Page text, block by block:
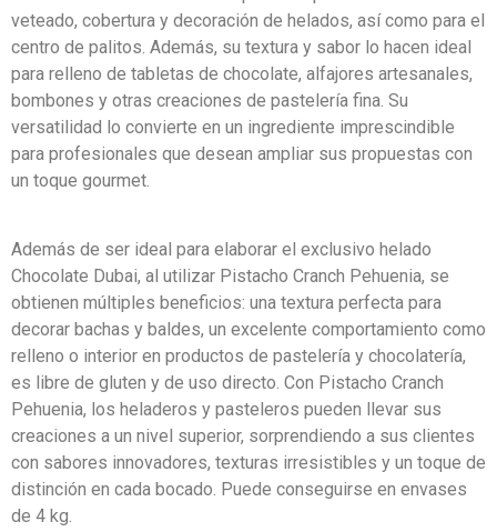
veteado, cobertura y decoración de helados, así como para el
centro de palitos. Además, su textura y sabor lo hacen ideal
para relleno de tabletas de chocolate, alfajores artesanales,
bombones y otras creaciones de pastelería fina. Su
versatilidad lo convierte en un ingrediente imprescindible
para profesionales que desean ampliar sus propuestas con
un toque gourmet.
Además de ser ideal para elaborar el exclusivo helado
Chocolate Dubai, al utilizar Pistacho Cranch Pehuenia, se
obtienen múltiples beneficios: una textura perfecta para
decorar bachas y baldes, un excelente comportamiento como
relleno o interior en productos de pastelería y chocolatería,
es libre de gluten y de uso directo. Con Pistacho Cranch
Pehuenia, los heladeros y pasteleros pueden llevar sus
creaciones a un nivel superior, sorprendiendo a sus clientes
con sabores innovadores, texturas irresistibles y un toque de
distinción en cada bocado. Puede conseguirse en envases
de 4 kg.